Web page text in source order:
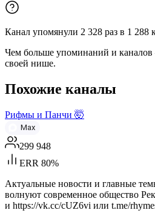
Канал упомянули 2 328 раз в 1 288
Чем больше упоминаний и каналов
своей нише.
Похожие каналы
Рифмы и Панчи 🤯
Max
299 948
ERR 80%
Актуальные новости и главные
волнуют современное общество
и https://vk.cc/cUZ6vi или t.me/